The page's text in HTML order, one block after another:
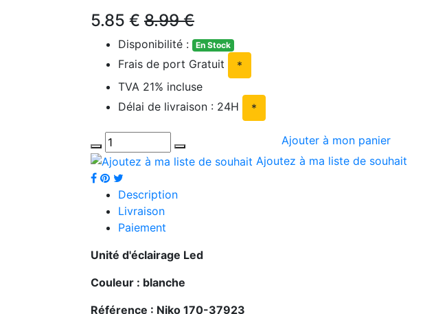
5.85 € 8.99 €
Disponibilité : En Stock
Frais de port Gratuit
*
TVA 21% incluse
Délai de livraison : 24H
*
Ajouter à mon panier
Ajoutez à ma liste de souhait
Description
Livraison
Paiement
Unité d'éclairage Led
Couleur : blanche
Référence : Niko 170-37923